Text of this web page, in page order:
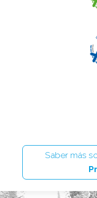
Saber más